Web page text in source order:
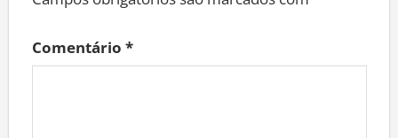
Comentário *